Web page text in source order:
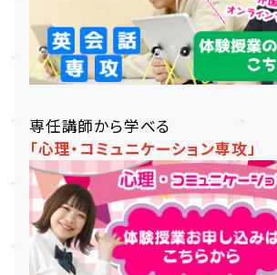
専任講師から学べる
「心理・コミュニケーション専攻」